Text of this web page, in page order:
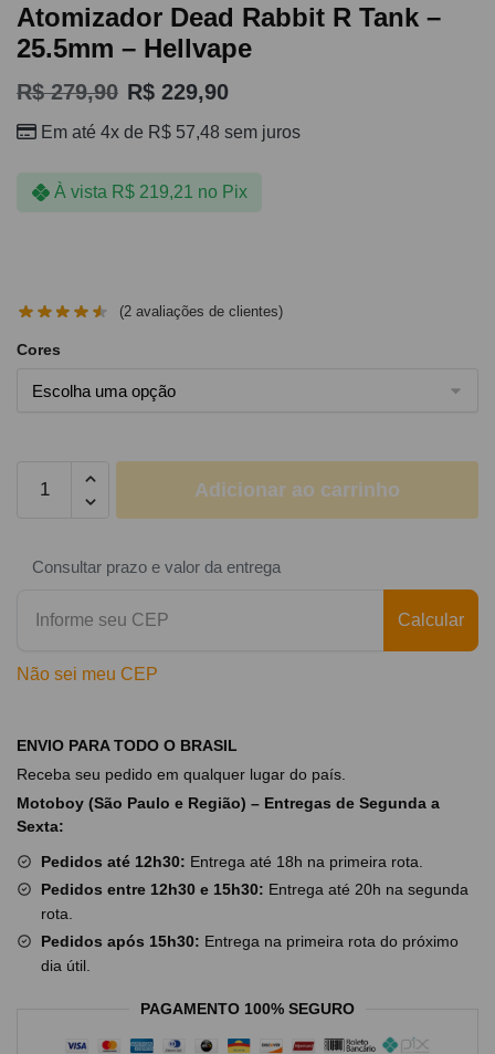
Atomizador Dead Rabbit R Tank –
25.5mm – Hellvape
R$279,90 R$ 229,90
Em até 4x de R$ 57,48 sem juros
À vista R$219,21 no Pix
(2 avaliações de clientes)
Cores
Adicionar ao carrinho
Consultar prazo e valor da entrega
Calcular
Não sei meu CEP
ENVIO PARA TODO O BRASIL
Receba seu pedido em qualquer lugar do país.
Motoboy (São Paulo e Região) – Entregas de Segunda a
Sexta:
Pedidos até 12h30: Entrega até 18h na primeira rota.
Pedidos entre 12h30 e 15h30: Entrega até 20h na segunda
rota.
Pedidos após 15h30: Entrega na primeira rota do próximo
dia útil.
PAGAMENTO 100% SEGURO